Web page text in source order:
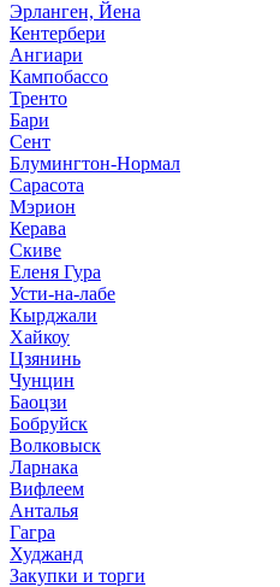
Эрланген, Йена
Кентербери
Ангиари
Кампобассо
Тренто
Бари
Сент
Блумингтон-Нормал
Сарасота
Мэрион
Керава
Скиве
Еленя Гура
Усти-на-лабе
Кырджали
Хайкоу
Цзянинь
Чунцин
Баоцзи
Бобруйск
Волковыск
Ларнака
Вифлеем
Анталья
Гагра
Худжанд
Закупки и торги